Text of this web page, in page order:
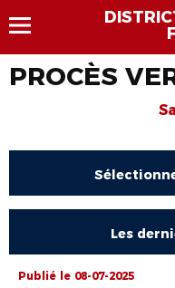
PROCÈS
Les
Publié le 08-07-2025